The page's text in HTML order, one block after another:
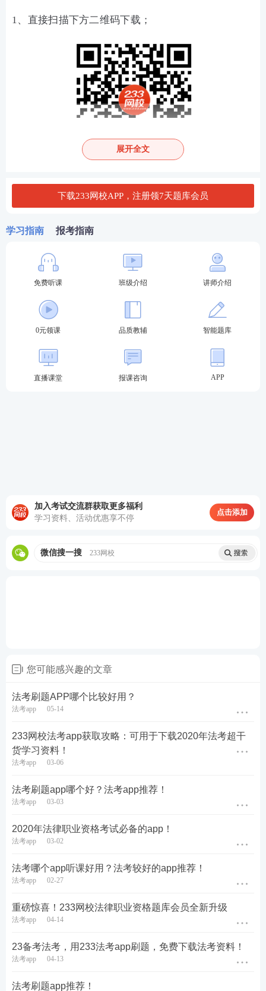
1、直接扫描下方二维码下载；
展开全文
下载233网校APP，注册领7天题库会员
学习指南 报考指南
免费听课 班级介绍 讲师介绍
0元领课 品质教辅 智能题库
直播课堂 报课咨询 APP
加入考试交流群获取更多福利
学习资料、活动优惠享不停
点击添加
微信搜一搜 233网校
您可能感兴趣的文章
法考刷题APP哪个比较好用？
法考app 05-14
233网校法考app获取攻略：可用于下载2020年法考超干
货学习资料！
法考app 03-06
法考刷题app哪个好？法考app推荐！
法考app 03-03
2020年法律职业资格考试必备的app！
法考app 03-02
法考哪个app听课好用？法考较好的app推荐！
法考app 02-27
重磅惊喜！233网校法律职业资格题库会员全新升级
法考app 04-14
23备考法考，用233法考app刷题，免费下载法考资料！
法考app 04-13
法考刷题app推荐！